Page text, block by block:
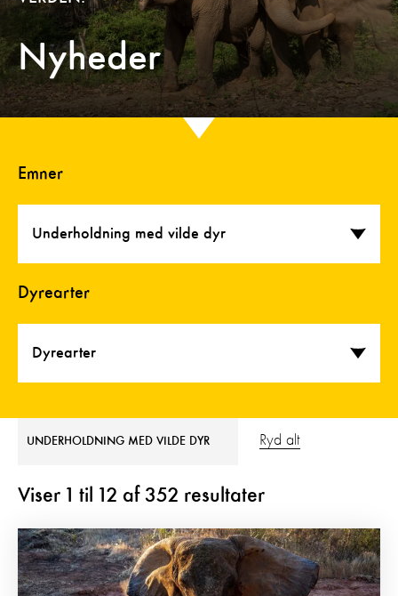
Nyheder
Emner
Underholdning med vilde dyr
Dyrearter
Dyrearter
UNDERHOLDNING MED VILDE DYR Ryd alt
Viser 1 til 12 af 352 resultater